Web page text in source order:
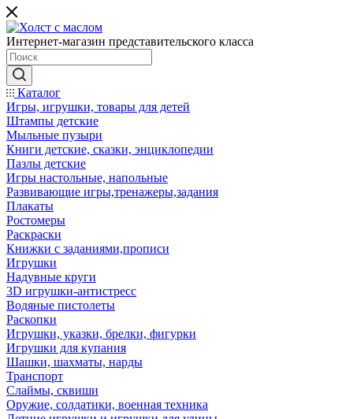
Интернет-магазин представительского класса
Каталог
Игры, игрушки, товары для детей
Штампы детские
Мыльные пузыри
Книги детские, сказки, энциклопедии
Пазлы детские
Игры настольные, напольные
Развивающие игры,тренажеры,задания
Плакаты
Ростомеры
Раскраски
Книжки с заданиями,прописи
Игрушки
Надувные круги
3D игрушки-антистресс
Водяные пистолеты
Раскопки
Игрушки, указки, брелки, фигурки
Игрушки для купания
Шашки, шахматы, нарды
Транспорт
Слаймы, сквиши
Оружие, солдатики, военная техника